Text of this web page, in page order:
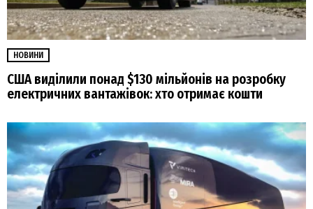
НОВИНИ
США виділили понад $130 мільйонів на розробку
електричних вантажівок: хто отримає кошти